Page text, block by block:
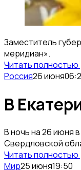
Заместитель
меридиан».
Читать полностью
Россия26 июня
В
В ночь на 26 июня
Свердловской
Читать полностью
Мир25 июня19:50